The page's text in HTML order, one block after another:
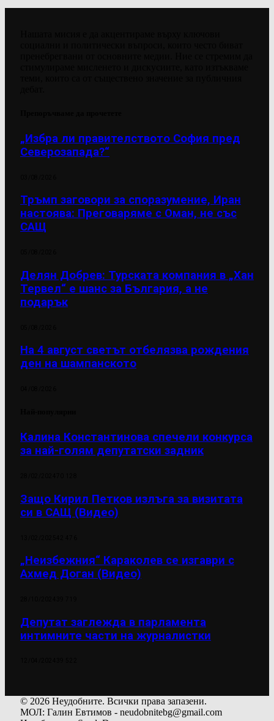
„Избра ли правителството София пред
Северозапада?“
Тръмп заговори за споразумение, Иран
настоява: Преговаряме с Оман, не със
САЩ
Делян Добрев: Турската компания в „Хан
Тервел“ е шанс за България, а не
подарък
На 4 август светът отбелязва рождения
ден на шампанското
Калина Константинова спечели конкурса
за най-голям депутатски задник
Защо Кирил Петков излъга за визитата
си в САЩ (Видео)
„Неизбежния“ Караколев се изгаври с
Ахмед Доган (Видео)
Депутат заглежда в парламента
интимните части на журналистки
© 2026 Неудобните. Всички права запазени.
МОЛ: Галин Евтимов - neudobnitebg@gmail.com